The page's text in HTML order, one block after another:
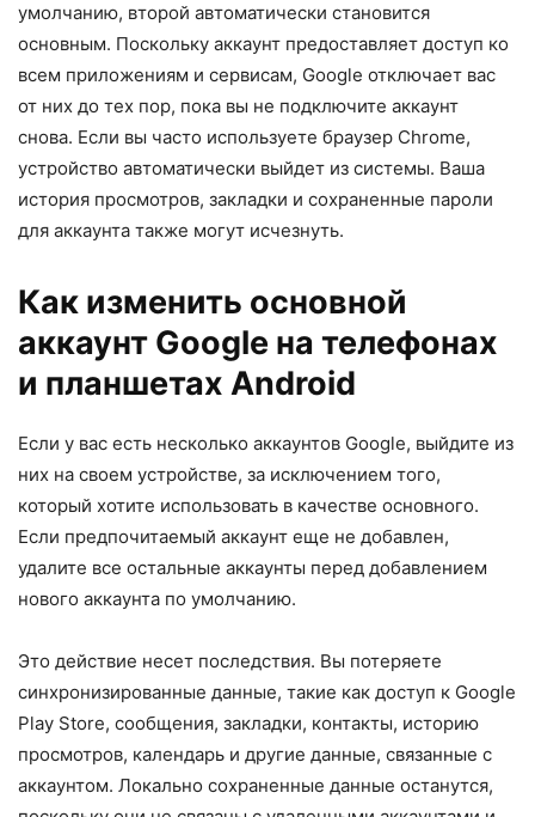
умолчанию, второй автоматически становится
основным. Поскольку аккаунт предоставляет доступ ко
всем приложениям и сервисам, Google отключает вас
от них до тех пор, пока вы не подключите аккаунт
снова. Если вы часто используете браузер Chrome,
устройство автоматически выйдет из системы. Ваша
история просмотров, закладки и сохраненные пароли
для аккаунта также могут исчезнуть.
Как изменить основной
аккаунт Google на телефонах
и планшетах Android
Если у вас есть несколько аккаунтов Google, выйдите из
них на своем устройстве, за исключением того,
который хотите использовать в качестве основного.
Если предпочитаемый аккаунт еще не добавлен,
удалите все остальные аккаунты перед добавлением
нового аккаунта по умолчанию.
Это действие несет последствия. Вы потеряете
синхронизированные данные, такие как доступ к Google
Play Store, сообщения, закладки, контакты, историю
просмотров, календарь и другие данные, связанные с
аккаунтом. Локально сохраненные данные останутся,